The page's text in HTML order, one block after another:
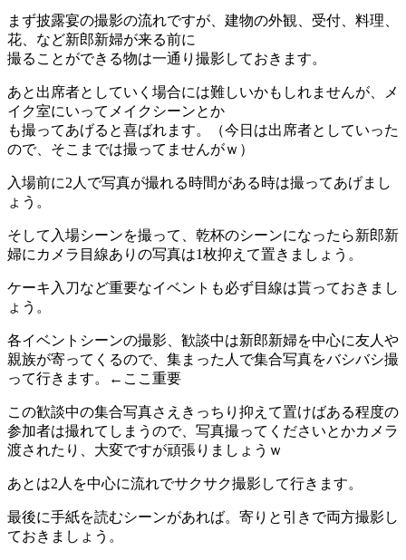
まず披露宴の撮影の流れですが、建物の外観、受付、料理、
花、など新郎新婦が来る前に
撮ることができる物は一通り撮影しておきます。
あと出席者としていく場合には難しいかもしれませんが、メ
イク室にいってメイクシーンとか
も撮ってあげると喜ばれます。（今日は出席者としていった
ので、そこまでは撮ってませんがｗ）
入場前に2人で写真が撮れる時間がある時は撮ってあげまし
ょう。
そして入場シーンを撮って、乾杯のシーンになったら新郎新
婦にカメラ目線ありの写真は1枚抑えて置きましょう。
ケーキ入刀など重要なイベントも必ず目線は貰っておきまし
ょう。
各イベントシーンの撮影、歓談中は新郎新婦を中心に友人や
親族が寄ってくるので、集まった人で集合写真をバシバシ撮
って行きます。←ここ重要
この歓談中の集合写真さえきっちり抑えて置けばある程度の
参加者は撮れてしまうので、写真撮ってくださいとかカメラ
渡されたり、大変ですが頑張りましょうｗ
あとは2人を中心に流れでサクサク撮影して行きます。
最後に手紙を読むシーンがあれば。寄りと引きで両方撮影し
ておきましょう。